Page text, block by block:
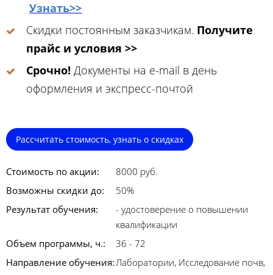
Узнать>>
Скидки постоянным заказчикам. Получите
прайс и условия >>
Срочно! Документы на e-mail в день
оформления и экспресс-почтой
Рассчитать стоимость, узнать о скидках
Стоимость по акции:
8000 руб.
Возможны скидки до:
50%
Результат обучения:
- удостоверение о повышении
квалификации
Объем программы, ч.:
36 - 72
Направление обучения:Лаборатории, Исследование почв,